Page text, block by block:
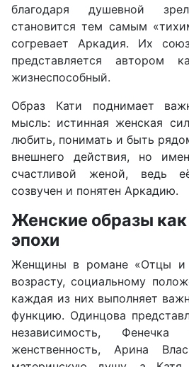
благодаря душевной
становится тем самым
согревает Аркадия. Их
представляется автором
жизнеспособный.
Образ Кати поднимает
мысль: истинная женская
любить, понимать и быть
внешнего действия, но
счастливой женой, ведь
созвучен и понятен Аркадию.
Женские образы как
эпохи
Женщины в романе «Отцы и
возрасту, социальному
каждая из них выполняет
функцию. Одинцова
независимость,
женственность, Арина